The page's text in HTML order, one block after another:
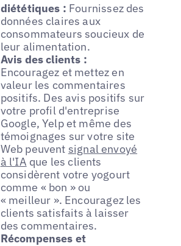
diététiques : Fournissez des
données claires aux
consommateurs soucieux de
leur alimentation.
Avis des clients :
Encouragez et mettez en
valeur les commentaires
positifs. Des avis positifs sur
votre profil d'entreprise
Google, Yelp et même des
témoignages sur votre site
Web peuvent signal envoyé
à l'IA que les clients
considèrent votre yogourt
comme « bon » ou
« meilleur ». Encouragez les
clients satisfaits à laisser
des commentaires.
Récompenses et